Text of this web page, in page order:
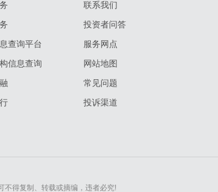
查询平台
信息查询
联系我们
投资者问答
服务网点
网站地图
常见问题
投诉渠道
不得复制、转载或摘编，违者必究!